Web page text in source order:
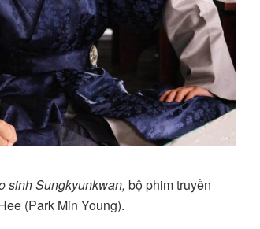
sinh Sungkyunkwan, bộ phim truyền
(Park Min Young).